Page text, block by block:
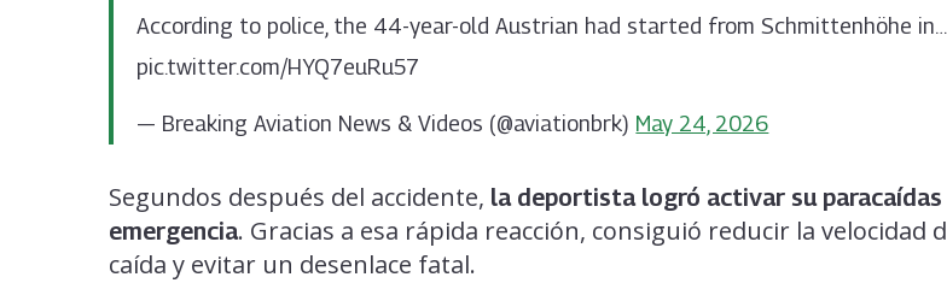
According to police, the 44-year-old Austrian had started from Schmittenhöhe in…
pic.twitter.com/HYQ7euRu57
— Breaking Aviation News & Videos (@aviationbrk) May 24, 2026
Segundos después del accidente, la deportista logró activar su paracaídas
emergencia. Gracias a esa rápida reacción, consiguió reducir la velocidad
caída y evitar un desenlace fatal.